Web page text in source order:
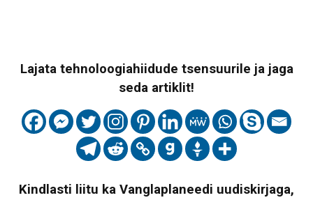
Lajata tehnoloogiahiidude tsensuurile ja jaga
seda artiklit!
Kindlasti liitu ka Vanglaplaneedi uudiskirjaga,